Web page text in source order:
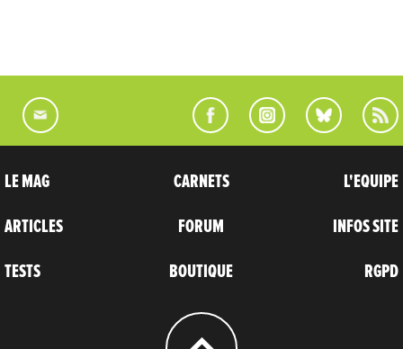
LE MAG
ARTICLES
TESTS
CARNETS
FORUM
BOUTIQUE
L'EQUIPE
INFOS SITE
RGPD